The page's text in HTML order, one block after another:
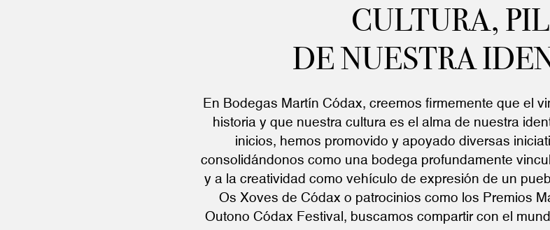
CULTURA,
DE NUESTRA
En Bodegas Martín Códax, creemos firmemente que el
historia y que nuestra cultura es el alma de nuestra
inicios, hemos promovido y apoyado diversas
consolidándonos como una bodega profundamente
y a la creatividad como vehículo de expresión de un
Os Xoves de Códax o patrocinios como los Premios
Outono Códax Festival, buscamos compartir con el